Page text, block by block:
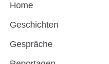
Home
Geschichten
Gespräche